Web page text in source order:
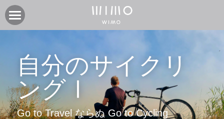
電動アシスト自転車COOZY
電動アシスト自転車COOZY Light
電動クロスバイク URBAN BELT 650
オンラインストア
CASA WIMO | wimo ショールーム
ニュース
自分のサイクリ
ングⅠ
Go to Travel ならぬ Go to Cycling